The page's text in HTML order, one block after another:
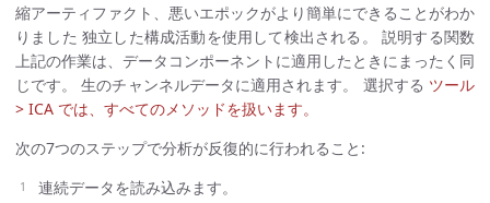
縮アーティファクト、悪いエポックがより簡単にできることがわか
りました 独立した構成活動を使用して検出される。 説明する関数
上記の作業は、データコンポーネントに適用したときにまったく同
じです。 生のチャンネルデータに適用されます。 選択する ツール
> ICA では、すべてのメソッドを扱います。
次の7つのステップで分析が反復的に行われること:
連続データを読み込みます。